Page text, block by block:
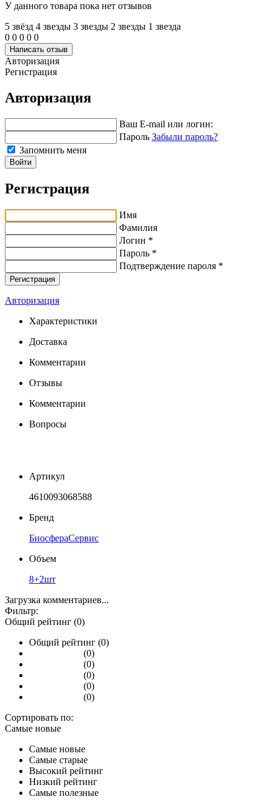
У данного товара пока нет отзывов
5 звёзд 4 звeзды 3 звeзды 2 звeзды 1 звeзда
0 0 0 0 0
Написать отзыв
Авторизация
Регистрация
Авторизация
Ваш E-mail или логин:
Пароль Забыли пароль?
Запомнить меня
Войти
Регистрация
Имя
Фамилия
Логин *
Пароль *
Подтверждение пароля *
Авторизация
Характеристики
Доставка
Комментарии
Отзывы
Комментарии
Вопросы
Артикул
4610093068588
Бренд
БиосфераСервис
Объем
8+2шт
Загрузка комментариев...
Фильтр:
Общий рейтинг (0)
Общий рейтинг (0)
(0)
(0)
(0)
(0)
(0)
Сортировать по:
Самые новые
Самые новые
Самые старые
Высокий рейтинг
Низкий рейтинг
Самые полезные